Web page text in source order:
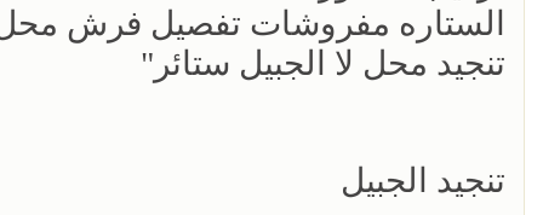
الستاره مفروشات تفصيل فرش محل
تنجيد محل لا الجبيل ستائر"
تنجيد الجبيل